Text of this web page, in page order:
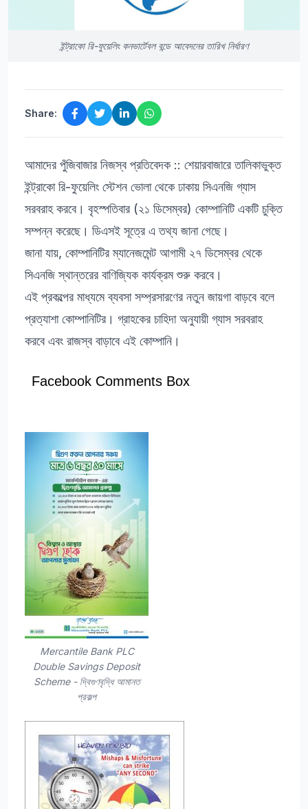
ইন্ট্রাকো রি-ফুয়েলিং কনভার্টেবল বন্ডে আবেদনের তারিখ নির্ধারণ
Share:
আমাদের পুঁজিবাজার নিজস্ব প্রতিবেদক :: শেয়ারবাজারে তালিকাভুক্ত
ইন্ট্রাকো রি-ফুয়েলিং স্টেশন ভোলা থেকে ঢাকায় সিএনজি গ্যাস
সরবরাহ করবে। বৃহস্পতিবার (২১ ডিসেম্বর) কোম্পানিটি একটি চুক্তি
সম্পন্ন করেছে। ডিএসই সূত্রে এ তথ্য জানা গেছে।
জানা যায়, কোম্পানিটির ম্যানেজমেন্ট আগামী ২৭ ডিসেম্বর থেকে
সিএনজি স্থান্তরের বাণিজ্যিক কার্যক্রম শুরু করবে।
এই প্রকল্পের মাধ্যমে ব্যবসা সম্প্রসারণের নতুন জায়গা বাড়বে বলে
প্রত্যাশা কোম্পানিটির। গ্রাহকের চাহিদা অনুযায়ী গ্যাস সরবরাহ
করবে এবং রাজস্ব বাড়াবে এই কোম্পানি।
Facebook Comments Box
Mercantile Bank PLC
Double Savings Deposit
Scheme - দ্বিগুণবৃদ্ধি আমানত
প্রকল্প